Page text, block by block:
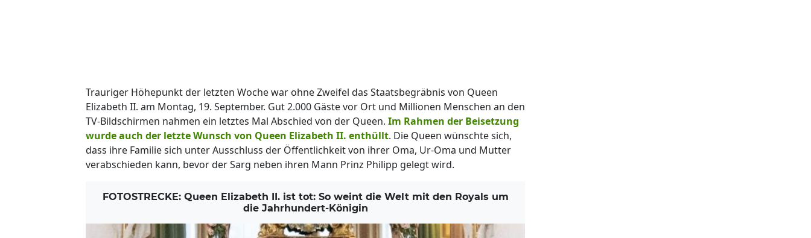
Trauriger Höhepunkt der letzten Woche war ohne Zweifel das Staatsbegräbnis von Queen
Elizabeth II. am Montag, 19. September. Gut 2.000 Gäste vor Ort und Millionen Menschen an den
TV-Bildschirmen nahmen ein letztes Mal Abschied von der Queen. Im Rahmen der Beisetzung
wurde auch der letzte Wunsch von Queen Elizabeth II. enthüllt. Die Queen wünschte sich,
dass ihre Familie sich unter Ausschluss der Öffentlichkeit von ihrer Oma, Ur-Oma und Mutter
verabschieden kann, bevor der Sarg neben ihren Mann Prinz Philipp gelegt wird.
FOTOSTRECKE: Queen Elizabeth II. ist tot: So weint die Welt mit den Royals um
die Jahrhundert-Königin